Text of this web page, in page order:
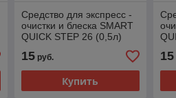
Средство для экспресс -
очистки и блеска SMART
QUICK STEP 26 (0,5л)
15руб.
Купить
15